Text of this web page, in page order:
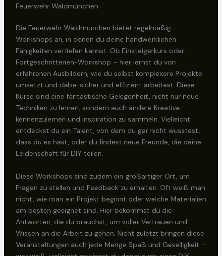
Feuerwehr Waldmünchen
Die Feuerwehr Waldmünchen bietet regelmäßig
Workshops an, in denen du deine handwerklichen
Fähigkeiten vertiefen kannst. Ob Einsteigerkurs oder
Fortgeschrittenen-Workshop – hier lernst du von
erfahrenen Ausbildern, wie du selbst komplexere Projekte
umsetzt und dabei sicher und effizient arbeitest. Diese
Kurse sind eine fantastische Gelegenheit, nicht nur neue
Techniken zu lernen, sondern auch andere Kreative
kennenzulernen und Inspiration zu sammeln. Vielleicht
entdeckst du ein Talent, von dem du gar nicht wusstest,
dass du es hast, oder du findest neue Freunde, die deine
Leidenschaft für DIY teilen.
Diese Workshops sind zudem ein großartiger Ort, um
Fragen zu stellen und Feedback zu erhalten. Oft weiß man
nicht, wie man ein Projekt beginnt oder welche Materialien
am besten geeignet sind. Hier bekommst du die
Antworten, die du brauchst, um voller Vertrauen und
Wissen an die Arbeit zu gehen. Nicht zuletzt bringen diese
Veranstaltungen auch jede Menge Spaß und Geselligkeit –